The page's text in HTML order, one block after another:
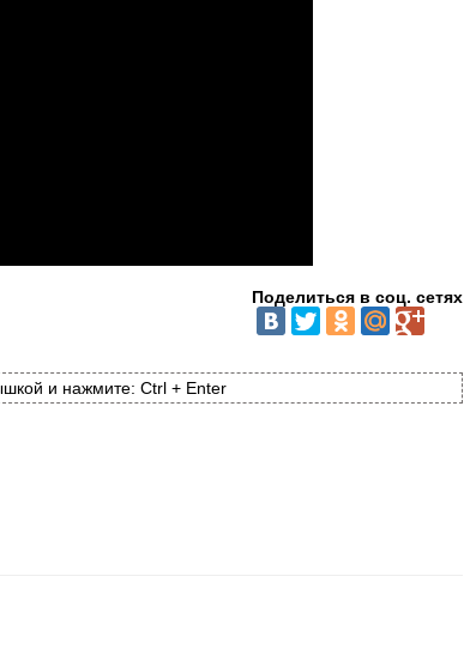
Поделиться в соц. сетях
и нажмите: Ctrl + Enter